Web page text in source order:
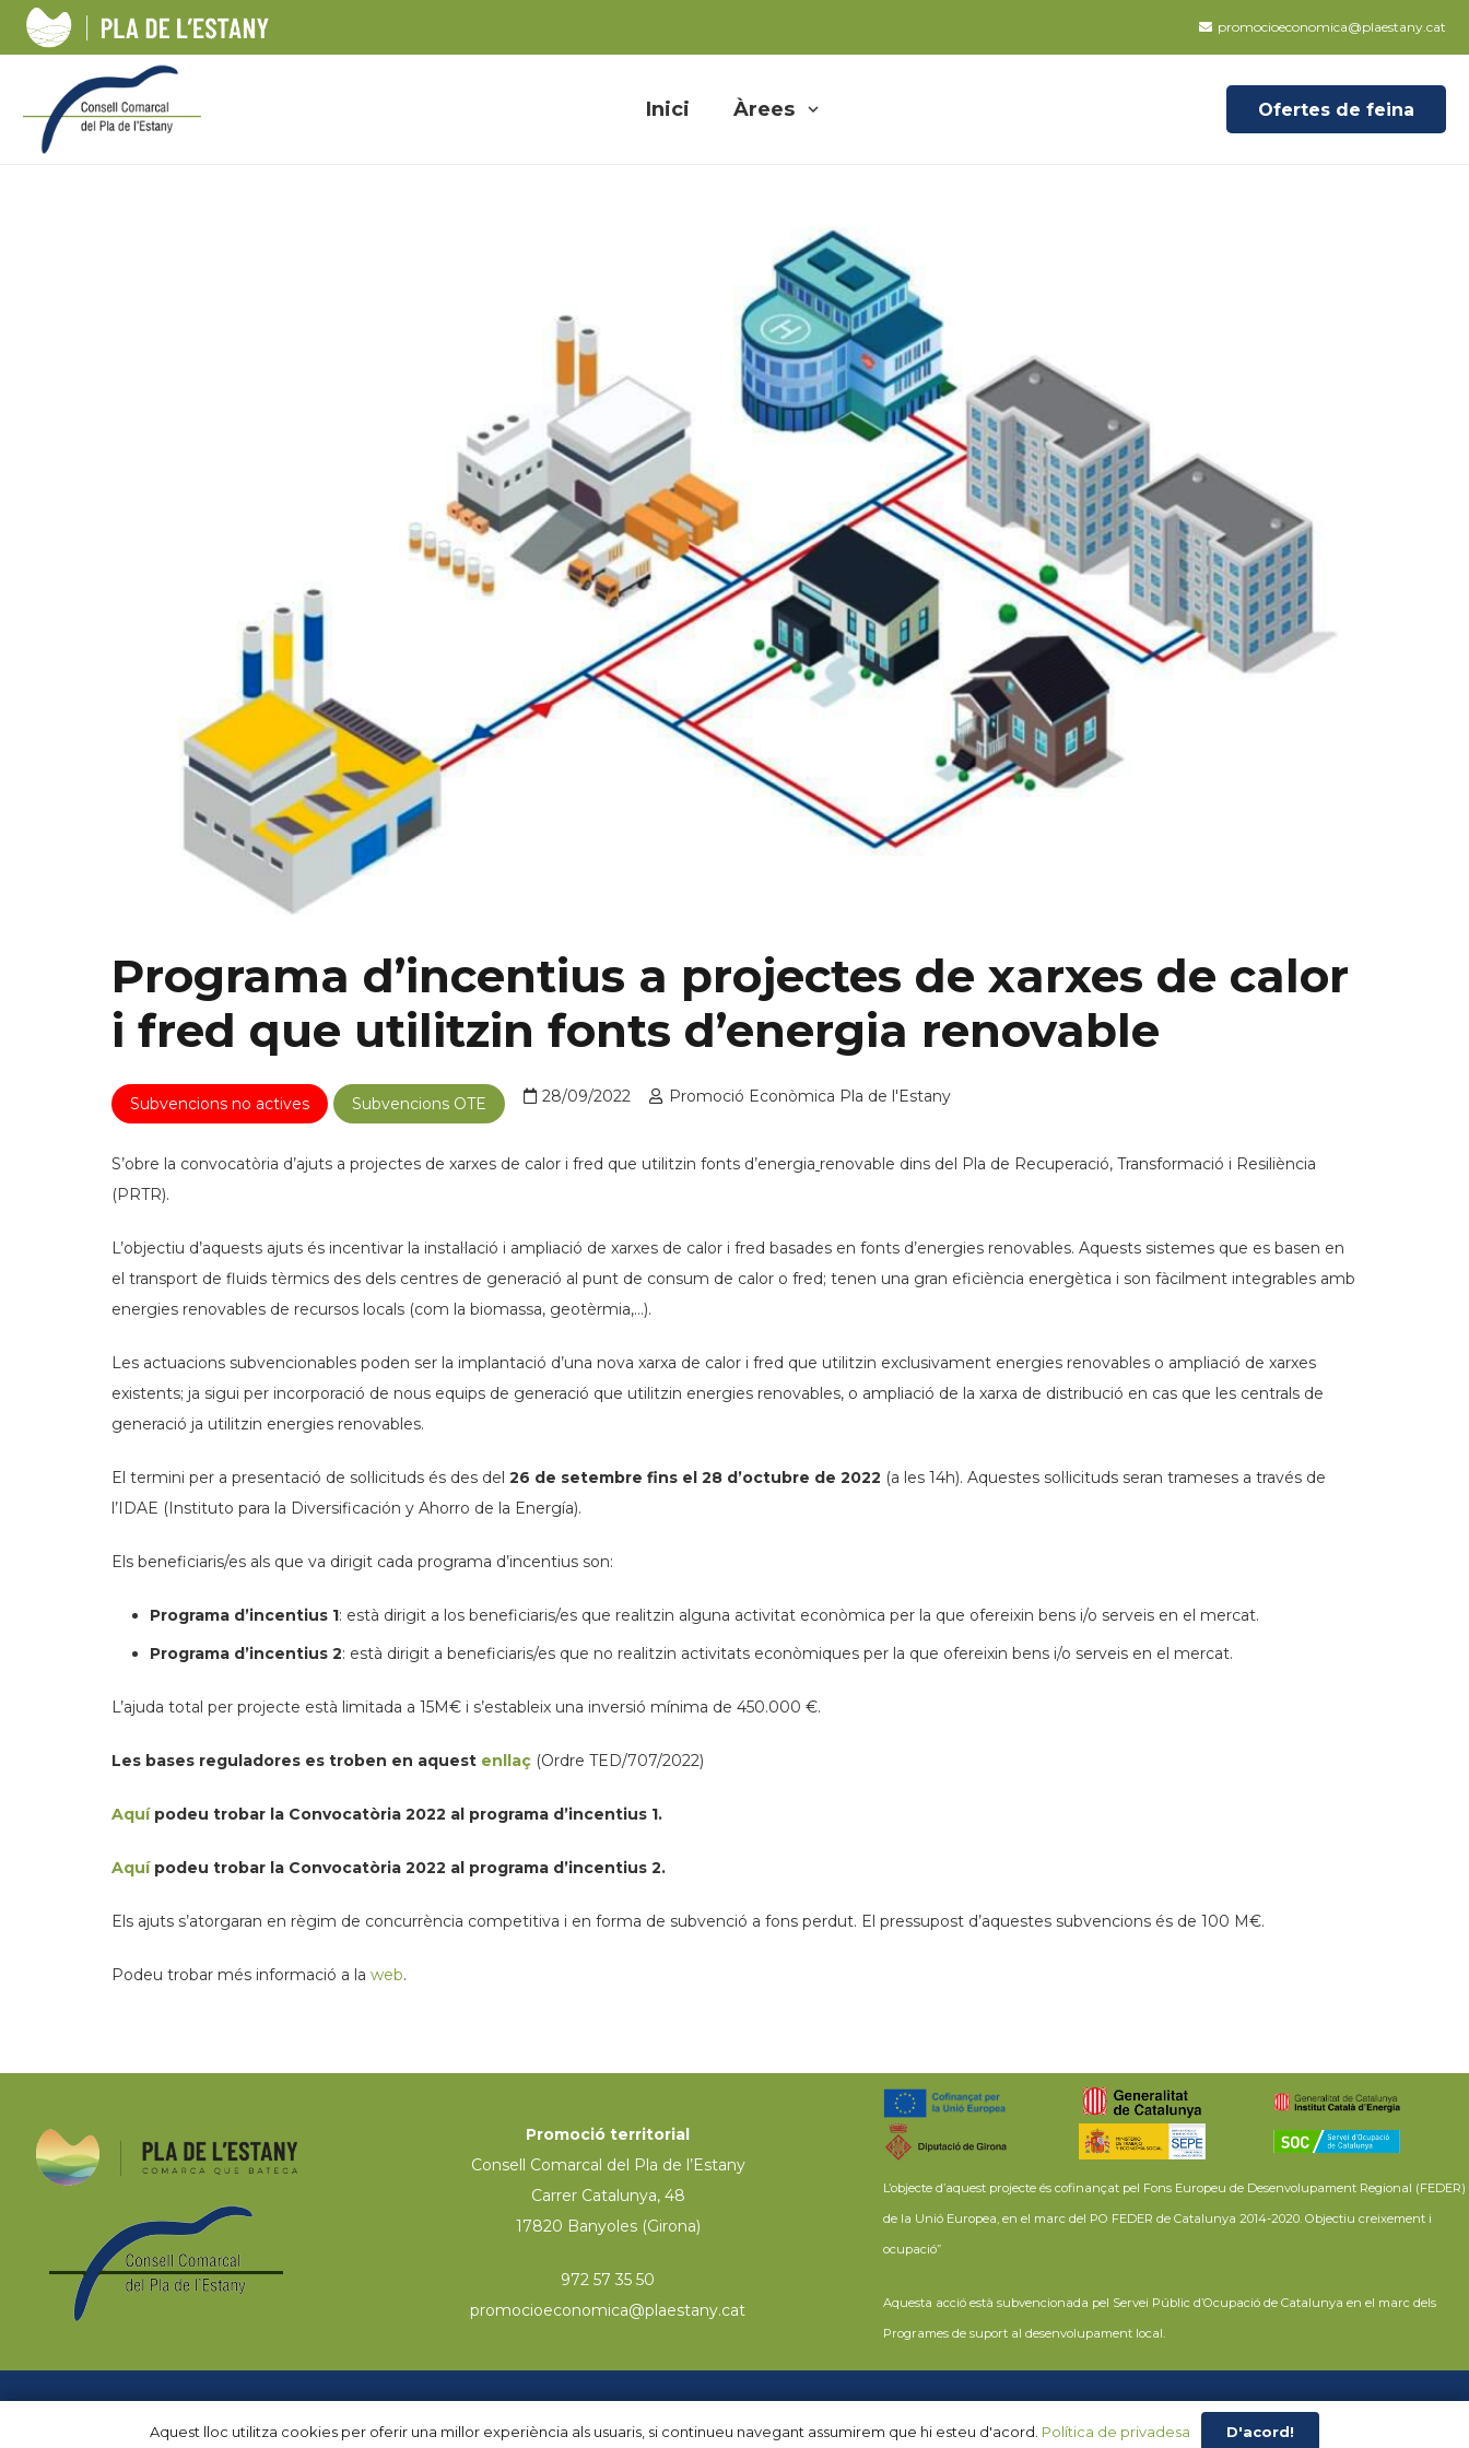
promocioeconomica@plaestany.cat
Inici Àrees Ofertes de feina
Programa d’incentius a projectes de xarxes de calor
i fred que utilitzin fonts d’energia renovable
Subvencions no actives Subvencions OTE 28/09/2022 Promoció Econòmica Pla de l'Estany
S’obre la convocatòria d’ajuts a projectes de xarxes de calor i fred que utilitzin fonts d’energia renovable dins del Pla de Recuperació, Transformació i Resiliència
(PRTR).
L’objectiu d’aquests ajuts és incentivar la instal·lació i ampliació de xarxes de calor i fred basades en fonts d’energies renovables. Aquests sistemes que es basen en
el transport de fluids tèrmics des dels centres de generació al punt de consum de calor o fred; tenen una gran eficiència energètica i son fàcilment integrables amb
energies renovables de recursos locals (com la biomassa, geotèrmia,…).
Les actuacions subvencionables poden ser la implantació d’una nova xarxa de calor i fred que utilitzin exclusivament energies renovables o ampliació de xarxes
existents; ja sigui per incorporació de nous equips de generació que utilitzin energies renovables, o ampliació de la xarxa de distribució en cas que les centrals de
generació ja utilitzin energies renovables.
El termini per a presentació de sol·licituds és des del 26 de setembre fins el 28 d’octubre de 2022 (a les 14h). Aquestes sol·licituds seran trameses a través de
l’IDAE (Instituto para la Diversificación y Ahorro de la Energía).
Els beneficiaris/es als que va dirigit cada programa d’incentius son:
Programa d’incentius 1: està dirigit a los beneficiaris/es que realitzin alguna activitat econòmica per la que ofereixin bens i/o serveis en el mercat.
Programa d’incentius 2: està dirigit a beneficiaris/es que no realitzin activitats econòmiques per la que ofereixin bens i/o serveis en el mercat.
L’ajuda total per projecte està limitada a 15M€ i s’estableix una inversió mínima de 450.000 €.
Les bases reguladores es troben en aquest enllaç (Ordre TED/707/2022)
Aquípodeu trobar la Convocatòria 2022 al programa d’incentius 1.
Aquípodeu trobar la Convocatòria 2022 al programa d’incentius 2.
Els ajuts s’atorgaran en règim de concurrència competitiva i en forma de subvenció a fons perdut. El pressupost d’aquestes subvencions és de 100 M€.
Podeu trobar més informació a la web.
Promoció territorial
Consell Comarcal del Pla de l’Estany
Carrer Catalunya, 48
17820 Banyoles (Girona)
972 57 35 50
promocioeconomica@plaestany.cat
L’objecte d’aquest projecte és cofinançat pel Fons Europeu de Desenvolupament Regional (FEDER)
de la Unió Europea, en el marc del PO FEDER de Catalunya 2014-2020. Objectiu creixement i
ocupació”
Aquesta acció està subvencionada pel Servei Públic d’Ocupació de Catalunya en el marc dels
Programes de suport al desenvolupament local.
Aquest lloc utilitza cookies per oferir una millor experiència als usuaris, si continueu navegant assumirem que hi esteu d'acord. Política de privadesa D'acord!